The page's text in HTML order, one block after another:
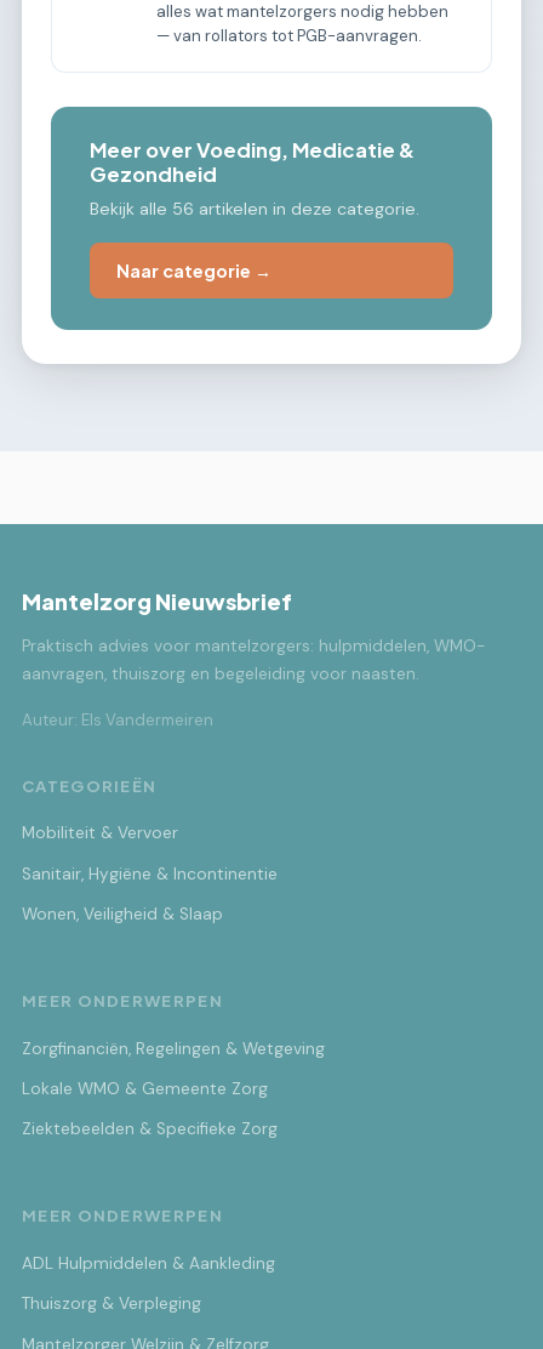
alles wat mantelzorgers nodig hebben
— van rollators tot PGB-aanvragen.
Meer over Voeding, Medicatie &
Gezondheid
Bekijk alle 56 artikelen in deze categorie.
Naar categorie →
Mantelzorg Nieuwsbrief
Praktisch advies voor mantelzorgers: hulpmiddelen, WMO-
aanvragen, thuiszorg en begeleiding voor naasten.
Auteur: Els Vandermeiren
CATEGORIEËN
Mobiliteit & Vervoer
Sanitair, Hygiëne & Incontinentie
Wonen, Veiligheid & Slaap
MEER ONDERWERPEN
Zorgfinanciën, Regelingen & Wetgeving
Lokale WMO & Gemeente Zorg
Ziektebeelden & Specifieke Zorg
MEER ONDERWERPEN
ADL Hulpmiddelen & Aankleding
Thuiszorg & Verpleging
Mantelzorger Welzijn & Zelfzorg